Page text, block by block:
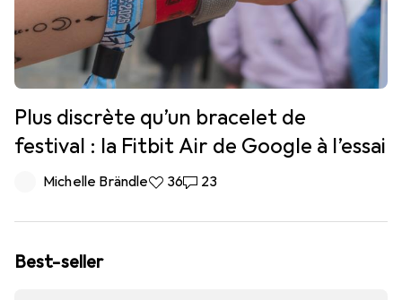
Plus discrète qu’un bracelet de
festival : la Fitbit Air de Google à l’essai
Michelle Brändle36 likes
3623 commentaires
23
Best-seller